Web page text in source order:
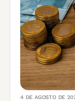
4 DE AGOSTO DE